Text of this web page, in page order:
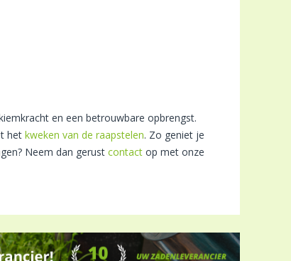
en een betrouwbare opbrengst.
hetkweken van de raapstelen. Zo geniet je
Neem dan gerustcontact op met onze